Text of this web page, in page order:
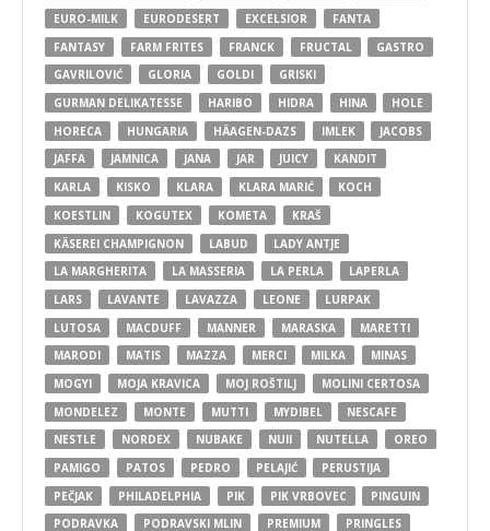
EURO-MILK
EURODESERT EXCELSIOR
FANTA
FANTASY
FARM FRITES FRANCK FRUCTAL
GASTRO
GAVRILOVIĆ
GLORIA GOLDI
GRISKI
GURMAN DELIKATESSE
HARIBO HIDRA HINA
HOLE
HORECA
HUNGARIA HÄAGEN-DAZS IMLEK
JACOBS
JAFFA
JAMNICA JANA JAR JUICY
KANDIT
KARLA
KISKO KLARA KLARA MARIĆ
KOCH
KOESTLIN
KOGUTEX KOMETA
KRAŠ
KÄSEREI CHAMPIGNON
LABUD
LADY ANTJE
LA MARGHERITA
LA MASSERIA LA PERLA
LAPERLA
LARS
LAVANTE LAVAZZA LEONE
LURPAK
LUTOSA
MACDUFF MANNER MARASKA
MARETTI
MARODI
MATIS MAZZA MERCI MILKA
MINAS
MOGYI
MOJA KRAVICA MOJ ROŠTILJ
MOLINI CERTOSA
MONDELEZ
MONTE MUTTI MYDIBEL
NESCAFE
NESTLE
NORDEX NUBAKE NUII NUTELLA
OREO
PAMIGO
PATOS PEDRO PELAJIĆ
PERUSTIJA
PEČJAK
PHILADELPHIA PIK PIK VRBOVEC
PINGUIN
PODRAVKA
PODRAVSKI MLIN PREMIUM
PRINGLES